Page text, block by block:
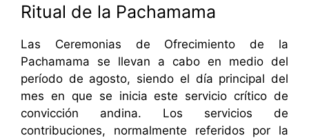
Ritual de la Pachamama
Las Ceremonias de Ofrecimiento de la
Pachamama se llevan a cabo en medio del
período de agosto, siendo el día principal del
mes en que se inicia este servicio crítico de
convicción andina. Los servicios de
contribuciones, normalmente referidos por la